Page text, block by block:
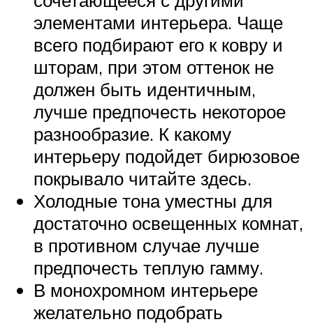
элементами интерьера. Чаще
всего подбирают его к ковру и
шторам, при этом оттенок не
должен быть идентичным,
лучше предпочесть некоторое
разнообразие. К какому
интерьеру подойдет бирюзовое
покрывало читайте здесь.
Холодные тона уместны для
достаточно освещенных комнат,
в противном случае лучше
предпочесть теплую гамму.
В монохромном интерьере
желательно подобрать